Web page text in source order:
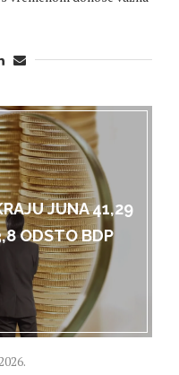
JUNA 41,29
ODSTO BDP